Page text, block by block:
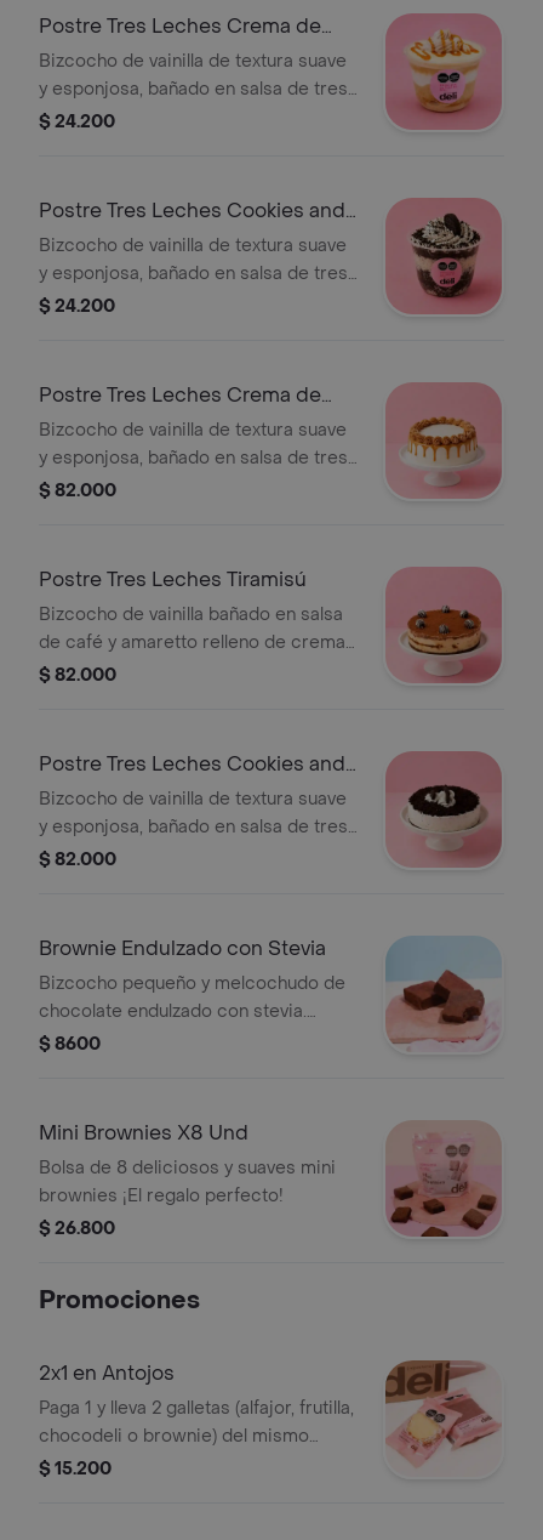
Postre Tres Leches Crema de
Whisky Copa
Bizcocho de vainilla de textura suave
y esponjosa, bañado en salsa de tres
leches saborizada con crema de
porciones de 60 gr aprox.
$ 24.200
Postre Tres Leches Cookies and
Cream Copa
Bizcocho de vainilla de textura suave
y esponjosa, bañado en salsa de tres
leches. Con relleno y cobertura de
de 60 gr aprox.
$ 24.200
Postre Tres Leches Crema de
Whisky
Bizcocho de vainilla de textura suave
y esponjosa, bañado en salsa de tres
leches saborizada con crema de
dulzura y sabor. (La imagen de
60 gr aprox.)
$ 82.000
Postre Tres Leches Tiramisú
Bizcocho de vainilla bañado en salsa
de café y amaretto relleno de crema
a base de queso. (La imagen de
$ 82.000
Postre Tres Leches Cookies and
Cream
Bizcocho de vainilla de textura suave
y esponjosa, bañado en salsa de tres
leches. Con relleno y cobertura de
crocancia en cada bocado. (La
mediano: 10 a 16 porciones de 60 gr
aprox)
$ 82.000
Brownie Endulzado con Stevia
Bizcocho pequeño y melcochudo de
chocolate endulzado con stevia.
Tamaño personal. Imagen de
$ 8600
Mini Brownies X8 Und
Bolsa de 8 deliciosos y suaves mini
brownies ¡El regalo perfecto!
$ 26.800
Promociones
2x1 en Antojos
Paga 1 y lleva 2 galletas (alfajor, frutilla,
chocodeli o brownie) del mismo
sabor. Elige tu sabor favorito y
$ 15.200